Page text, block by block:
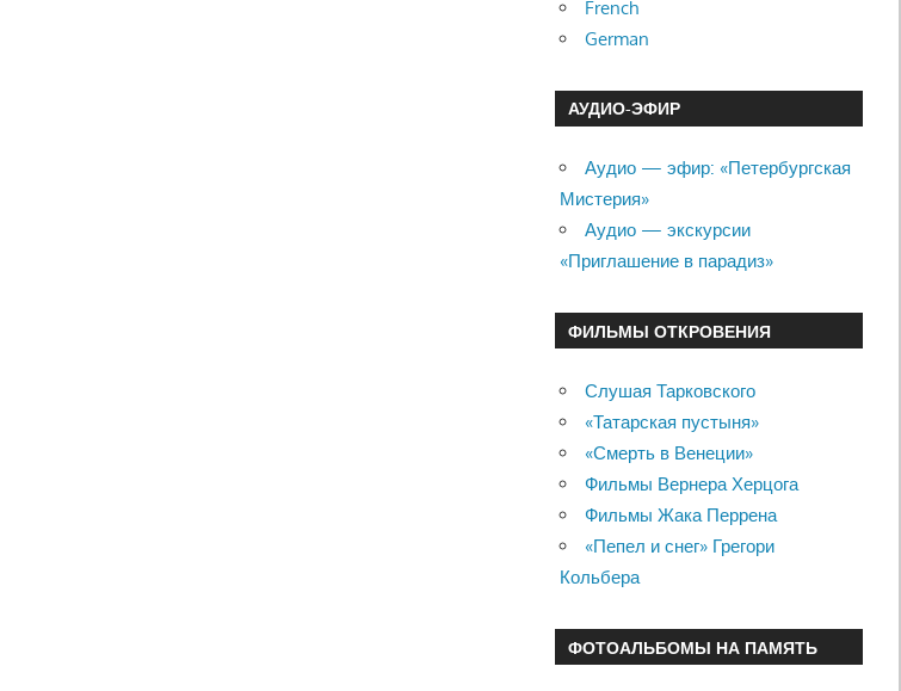
French
German
АУДИО-ЭФИР
Аудио — эфир: «Петербургская
Мистерия»
Аудио — экскурсии
«Приглашение в парадиз»
ФИЛЬМЫ ОТКРОВЕНИЯ
Слушая Тарковского
«Татарская пустыня»
«Смерть в Венеции»
Фильмы Вернера Херцога
Фильмы Жака Перрена
«Пепел и снег» Грегори
Кольбера
ФОТОАЛЬБОМЫ НА ПАМЯТЬ